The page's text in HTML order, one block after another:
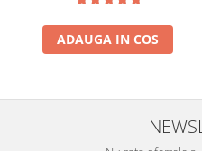
ADAUGA IN COS